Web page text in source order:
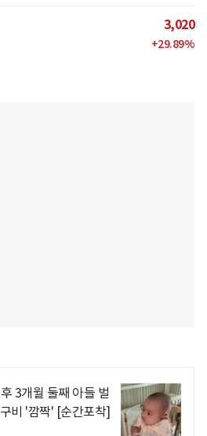
3,020
+29.89%
3개월 둘째 아들 벌
비 '깜짝' [순간포착]